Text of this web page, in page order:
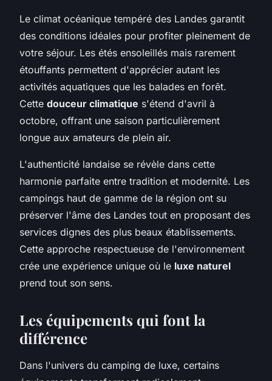
Le climat océanique tempéré des Landes garantit
des conditions idéales pour profiter pleinement de
votre séjour. Les étés ensoleillés mais rarement
étouffants permettent d'apprécier autant les
activités aquatiques que les balades en forêt.
Cette douceur climatique s'étend d'avril à
octobre, offrant une saison particulièrement
longue aux amateurs de plein air.
L'authenticité landaise se révèle dans cette
harmonie parfaite entre tradition et modernité. Les
campings haut de gamme de la région ont su
préserver l'âme des Landes tout en proposant des
services dignes des plus beaux établissements.
Cette approche respectueuse de l'environnement
crée une expérience unique où le luxe naturel
prend tout son sens.
Les équipements qui font la
différence
Dans l'univers du camping de luxe, certains